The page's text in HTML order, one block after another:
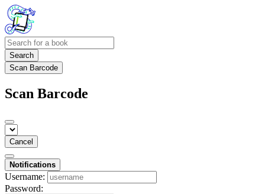
Search
Scan Barcode
Scan Barcode
Cancel
Notifications
Username:
Password: